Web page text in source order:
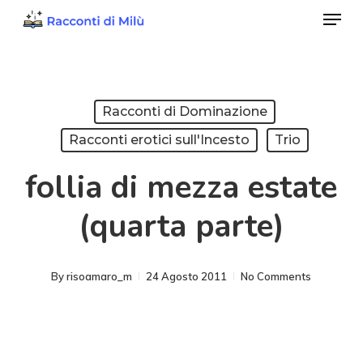
Menu
Racconti di Dominazione
Racconti erotici sull'Incesto
Trio
follia di mezza estate
(quarta parte)
By risoamaro_m 24 Agosto 2011 No Comments